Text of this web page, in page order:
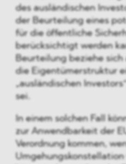
des ausländischen
der Beurteilung eines
für die öffentliche
berücksichtigt werden
Beurteilung beziehe
die Eigentümerstruktur
„ausländischen
sei.
In einem solchen Fall
zur Anwendbarkeit der
Verordnung kommen,